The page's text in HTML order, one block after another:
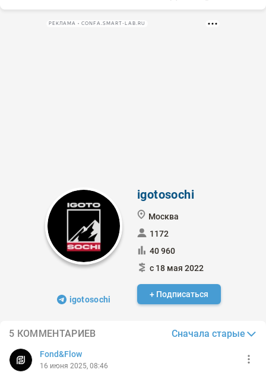
РЕКЛАМА • CONFA.SMART-LAB.RU
igotosochi
igotosochi
Москва
1172
40 960
с 18 мая 2022
+ Подписаться
5 КОММЕНТАРИЕВ Сначала старые
Fond&Flow
16 июня 2025, 08:46